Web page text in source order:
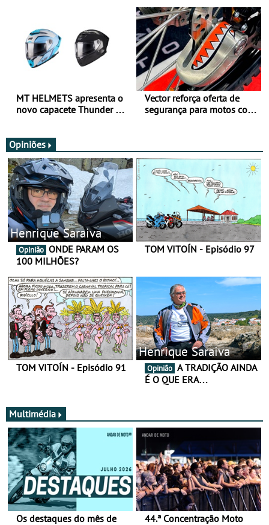
verão
MT HELMETS apresenta o
novo capacete Thunder 4 R
Vector reforça oferta de
segurança para motos com
Opiniões
Henrique Saraiva
Opinião
100 MILHÕES?
TOM VITOÍN - Episódio 97
TOM VITOÍN - Episódio 91
Henrique Saraiva
Opinião
É O QUE ERA…
Multimédia
Os destaques do mês de
44.ª Concentração Moto